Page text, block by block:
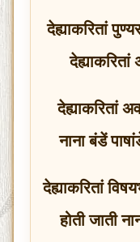
देह्याकरितां
देह्याकरितां
नाना बंडें
देह्याकरितां
होती जाती